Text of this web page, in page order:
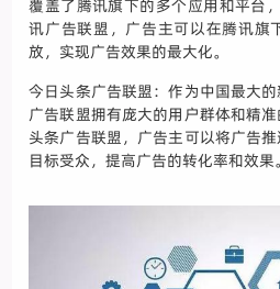
覆盖了腾讯旗下的多个应用和平台
讯广告联盟，广告主可以在腾讯旗
放，实现广告效果的最大化。
今日头条广告联盟：作为中国最大
广告联盟拥有庞大的用户群体和精
头条广告联盟，广告主可以将广告
目标受众，提高广告的转化率和效果。